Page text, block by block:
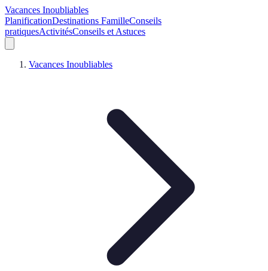
Vacances Inoubliables
PlanificationDestinations FamilleConseils
pratiquesActivitésConseils et Astuces
Vacances Inoubliables